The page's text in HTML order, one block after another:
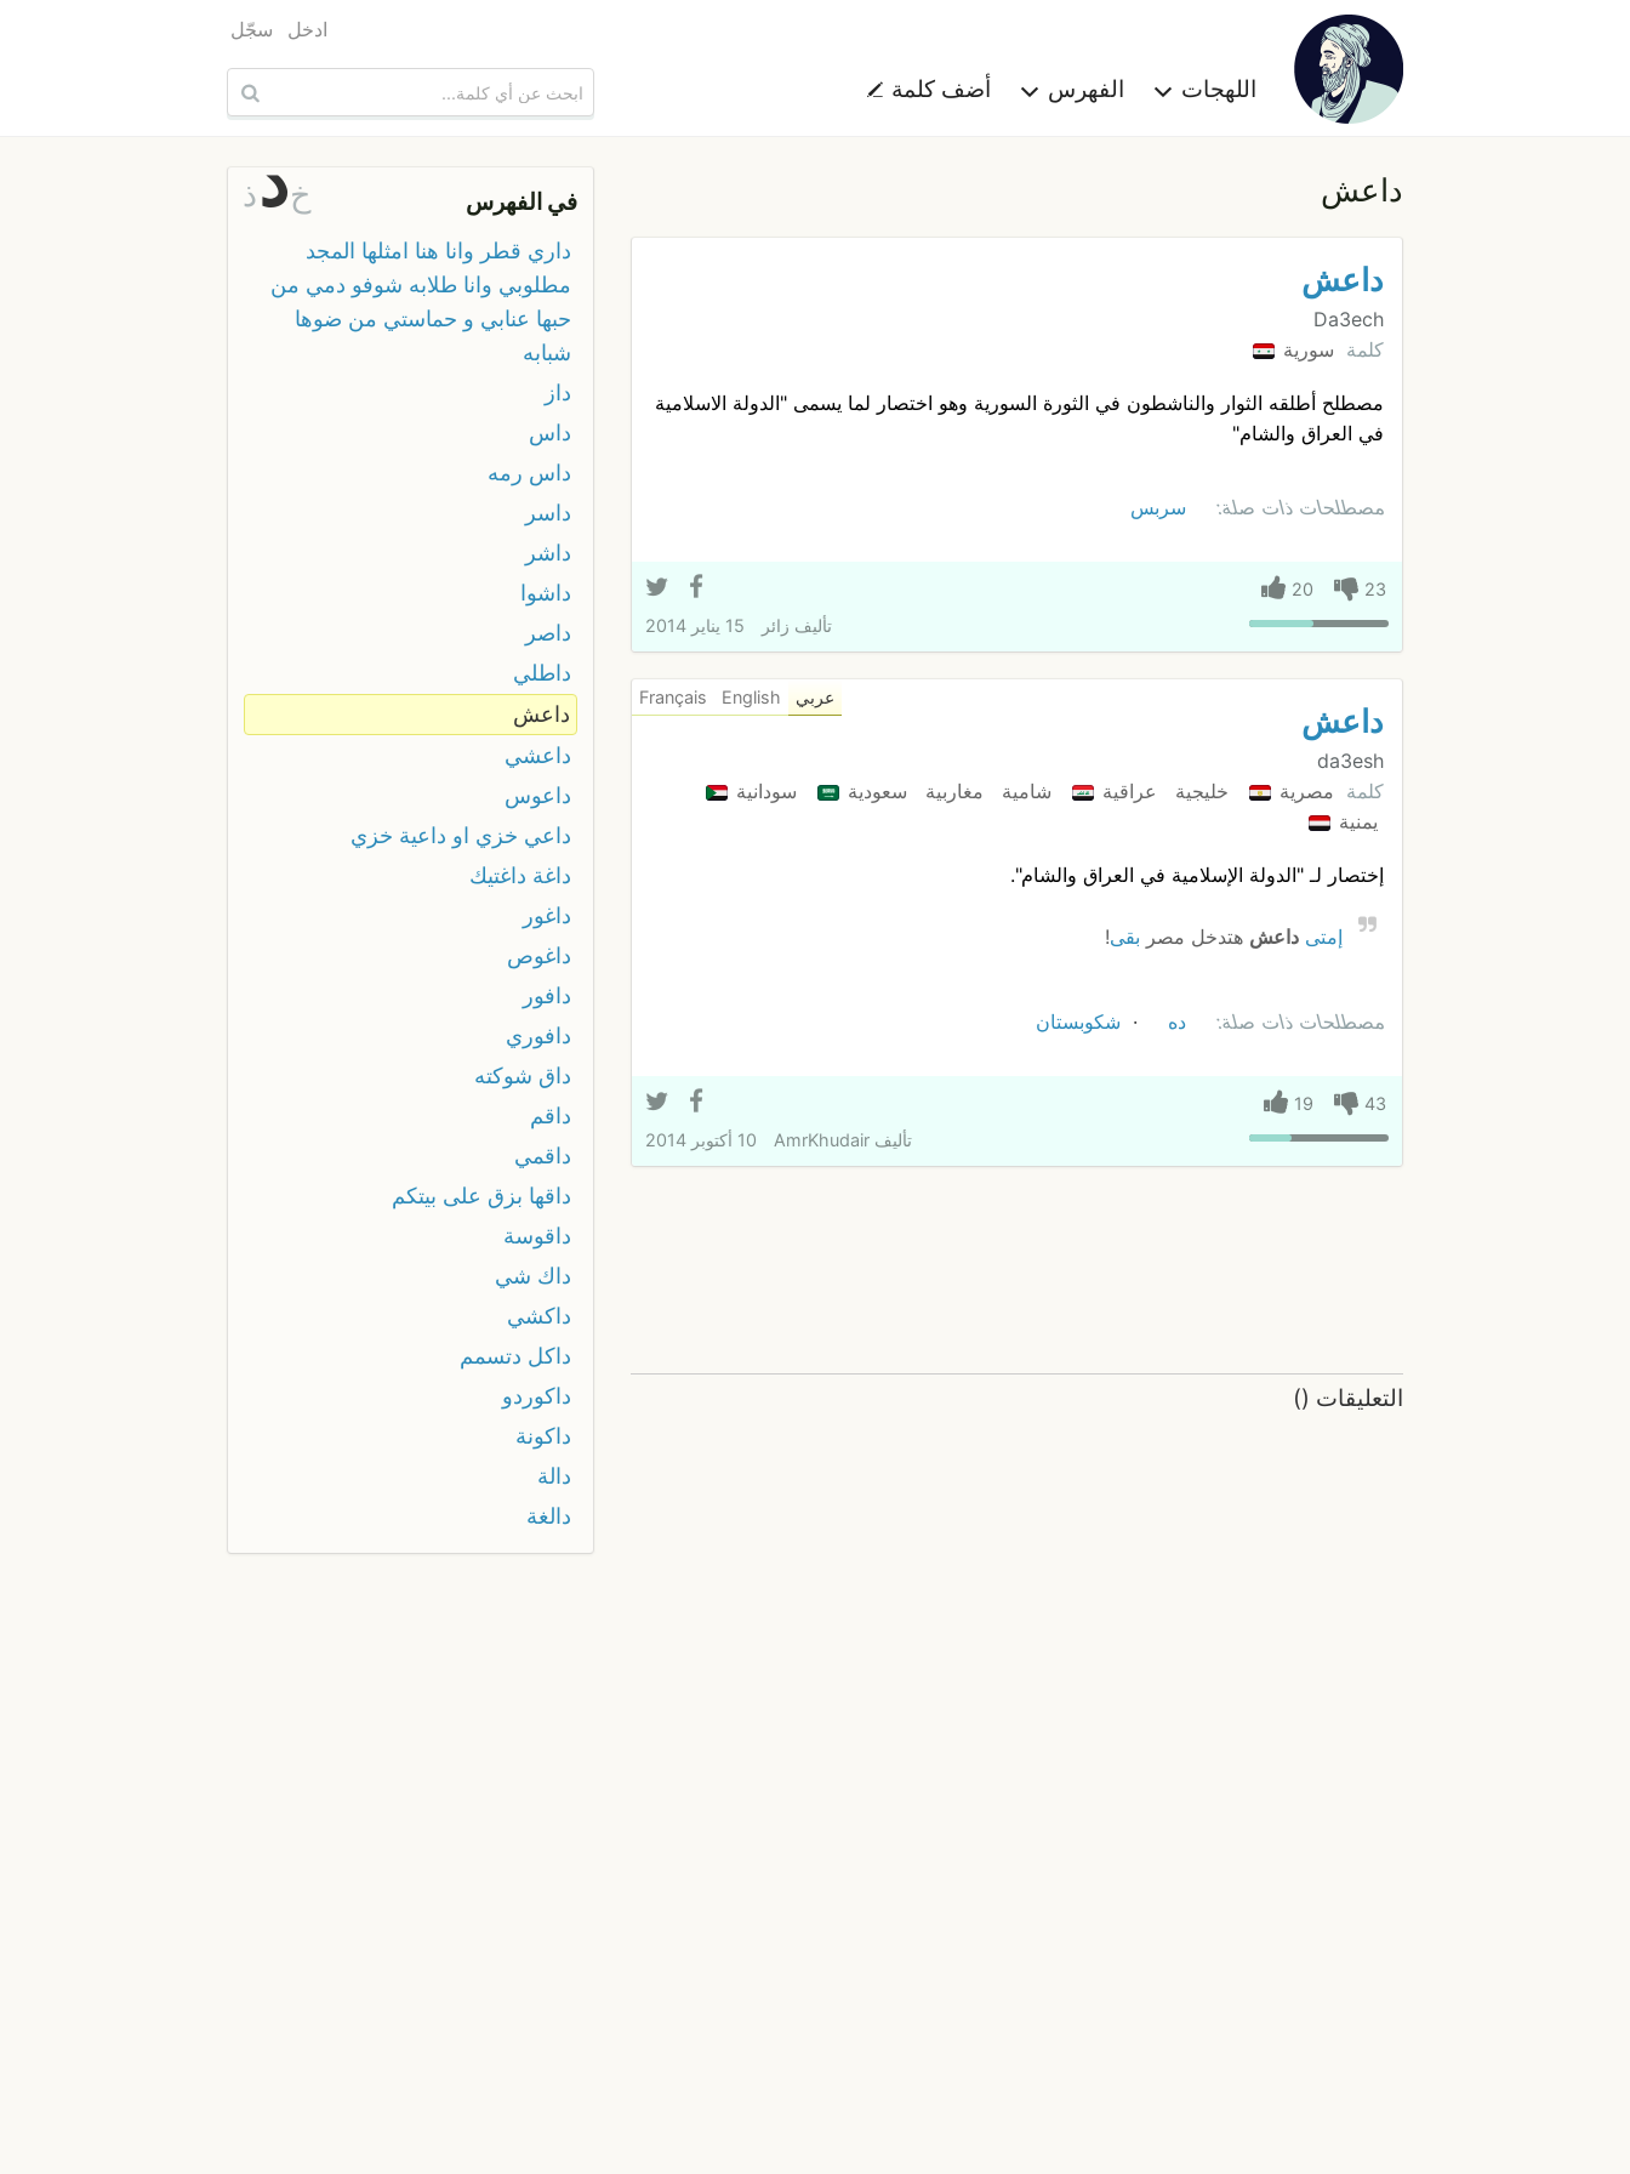
اللهجات الفهرس أضف كلمة
ادخل سجّل
داعش
داعش
Da3ech
كلمة سورية
مصطلح أطلقه الثوار والناشطون في الثورة السورية وهو اختصار لما يسمى "الدولة الاسلامية
في العراق والشام"
مصطلحات ذات صلة: سربس
23
20
تأليف زائر 15 يناير 2014
داعش
da3esh
كلمة مصرية خليجية عراقية شامية مغاربية سعودية
سودانية
يمنية
إختصار لـ "الدولة اﻹسلامية في العراق والشام".
إمتى داعش هتدخل مصر بقى!
عربي English
Français
مصطلحات ذات صلة: ده شكوبستان
43
19
تأليفAmrKhudair 10 أكتوبر 2014
التعليقات (
)
في الفهرس خدذ
داري قطر وانا هنا امثلها المجد
مطلوبي وانا طلابه شوفو دمي من
حبها عنابي و حماستي من ضوها
شبابه
داز
داس
داس رمه
داسر
داشر
داشوا
داصر
داطلي
داعش
داعشي
داعوس
داعي خزي او داعية خزي
داغة داغتيك
داغور
داغوص
دافور
دافوري
داق شوكته
داقم
داقمي
داقها بزق على بيتكم
داقوسة
داك شي
داكشي
داكل دتسمم
داكوردو
داكونة
دالة
دالغة